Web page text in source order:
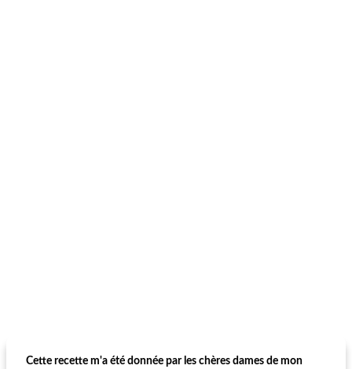
Cette recette m'a été donnée par les chères dames de mon